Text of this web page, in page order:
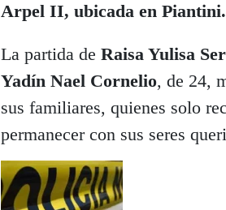
Arpel II, ubicada en Piantini.
La partida de Raisa Yulisa
Yadín Nael Cornelio, de 24,
sus familiares, quienes solo
permanecer con sus seres